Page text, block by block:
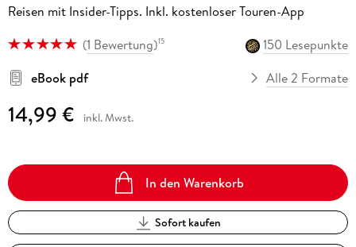
Reisen mit Insider-Tipps. Inkl. kostenloser Touren-App
(1 Bewertung)15
150 Lesepunkte
eBook pdf
Alle 2 Formate
14,99 € inkl. Mwst.
In den Warenkorb
Sofort kaufen